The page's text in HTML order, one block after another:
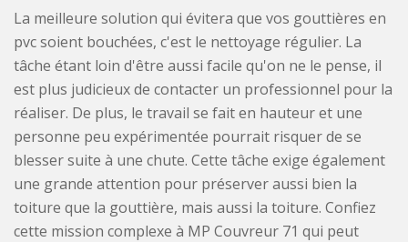
La meilleure solution qui évitera que vos gouttières en
pvc soient bouchées, c'est le nettoyage régulier. La
tâche étant loin d'être aussi facile qu'on ne le pense, il
est plus judicieux de contacter un professionnel pour la
réaliser. De plus, le travail se fait en hauteur et une
personne peu expérimentée pourrait risquer de se
blesser suite à une chute. Cette tâche exige également
une grande attention pour préserver aussi bien la
toiture que la gouttière, mais aussi la toiture. Confiez
cette mission complexe à MP Couvreur 71 qui peut